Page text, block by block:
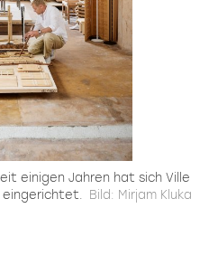
einigen Jahren hat sich Ville
eingerichtet.
Bild: Mirjam Kluka